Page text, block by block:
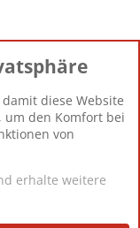
12.427
Berlin
diese Website
den Komfort bei
von
erhalte weitere